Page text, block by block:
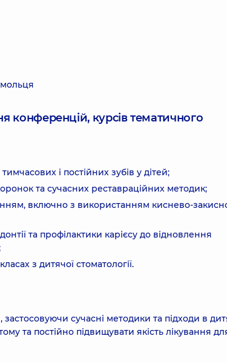
конференцій, курсів тематичного
і постійних зубів у дітей;
та сучасних реставраційних методик;
включно з використанням киснево-
та профілактики карієсу до відновлення
з дитячої стоматології.
сучасні методики та підходи в
та постійно підвищувати якість лікування